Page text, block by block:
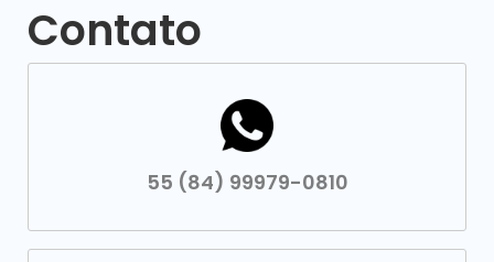
Contato
55 (84) 99979-0810